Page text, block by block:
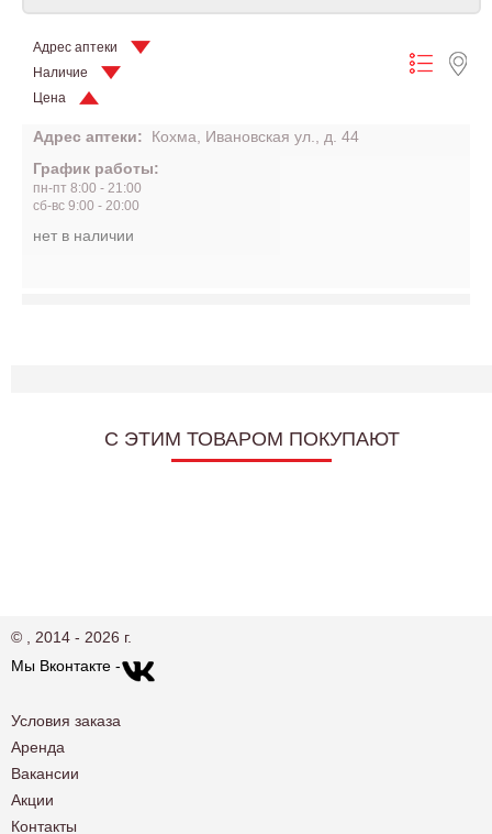
Адрес аптеки
Наличие
Цена
Адрес аптеки:
Кохма, Ивановская ул., д. 44
График работы:
пн-пт 8:00 - 21:00
сб-вс 9:00 - 20:00
нет в наличии
C ЭТИМ ТОВАРОМ ПОКУПАЮТ
© , 2014 - 2026 г.
Мы Вконтакте -
Условия заказа
Аренда
Вакансии
Акции
Контакты